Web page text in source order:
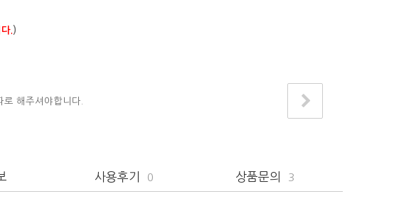
. )
해주셔야합니다.
사용후기 0 상품문의 3